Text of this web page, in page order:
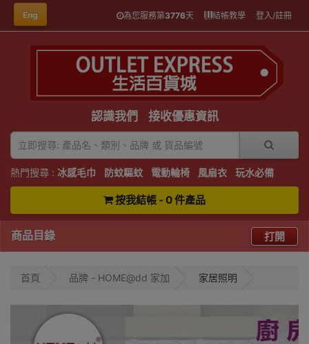
Eng 為您服務第3776天 結帳教學 登入/註冊
認識我們 接收優惠資訊
熱門搜尋 : 冰感毛巾 防蚊驅蚊 電動輪椅 風扇衣 玩水必備
按我結帳 - 0 件產品
商品目錄 打開
首頁 品牌 - HOME@dd 家加 家居照明